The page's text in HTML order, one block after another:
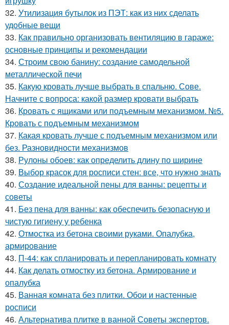
32. Утилизация бутылок из ПЭТ: как из них сделать
удобные вещи
33. Как правильно организовать вентиляцию в гараже:
основные принципы и рекомендации
34. Строим свою банину: создание самодельной
металлической печи
35. Какую кровать лучше выбрать в спальню. Сове.
Начните с вопроса: какой размер кровати выбрать
36. Кровать с ящиками или подъемным механизмом. №5.
Кровать с подъемным механизмом
37. Какая кровать лучше с подъемным механизмом или
без. Разновидности механизмов
38. Рулоны обоев: как определить длину по ширине
39. Выбор красок для росписи стен: все, что нужно знать
40. Создание идеальной пены для ванны: рецепты и
советы
41. Без пена для ванны: как обеспечить безопасную и
чистую гигиену у ребенка
42. Отмостка из бетона своими руками. Опалубка,
армирование
43. П-44: как спланировать и перепланировать комнату
44. Как делать отмостку из бетона. Армирование и
опалубка
45. Ванная комната без плитки. Обои и настенные
росписи
46. Альтернатива плитке в ванной Советы экспертов.